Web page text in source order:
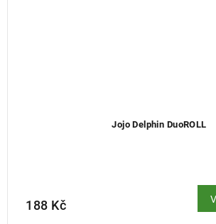
Jojo Delphin DuoROLL
188 Kč